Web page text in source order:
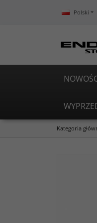
Polski
Kategoria